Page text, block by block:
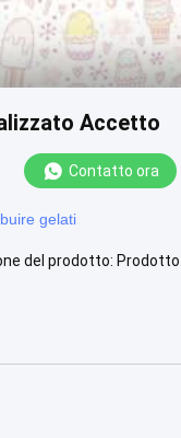
Accetto
Contatto ora
gelati
del prodotto: Prodotto